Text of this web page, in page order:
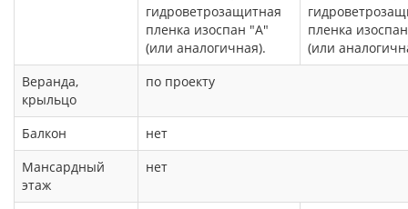
гидроветрозащитная
пленка изоспан "А"
(или аналогичная).
пленка
(или
Веранда,
крыльцо
по проекту
Балкон
нет
Мансардный
этаж
нет